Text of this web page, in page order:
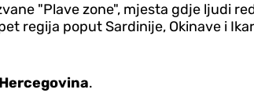
"Plave zone", mjesta gdje ljudi
regija poput Sardinije, Okinave i
Hercegovina.